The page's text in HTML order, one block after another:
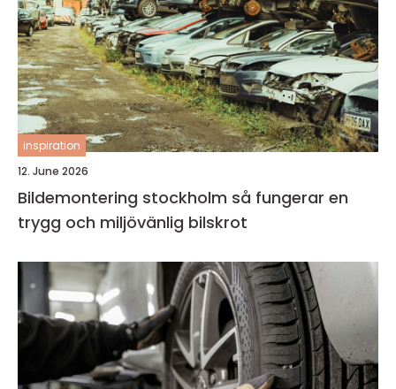
inspiration
12. June 2026
Bildemontering stockholm så fungerar en
trygg och miljövänlig bilskrot